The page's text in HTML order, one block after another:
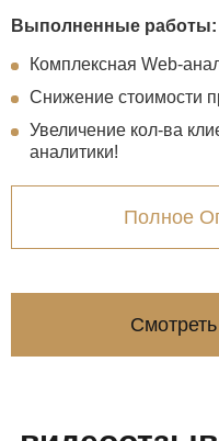
Выполненные работы:
Комплексная Web-
Снижение стоимости
Увеличение кол-ва
аналитики!
Полное